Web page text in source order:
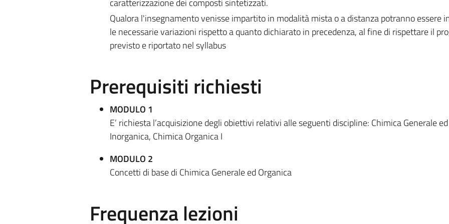
Qualora l'insegnamento venisse impartito in modalità mista o a distanza potranno essere
le necessarie variazioni rispetto a quanto dichiarato in precedenza, al fine di rispettare il
previsto e riportato nel syllabus
Prerequisiti richiesti
MODULO 1
E’ richiesta l’acquisizione degli obiettivi relativi alle seguenti discipline: Chimica Generale ed
Inorganica, Chimica Organica I
MODULO 2
Concetti di base di Chimica Generale ed Organica
Frequenza lezioni